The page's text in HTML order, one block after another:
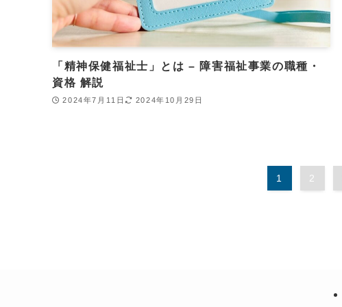
「精神保健福祉士」とは – 障害福祉事業の職種・
資格 解説
2024年7月11日 2024年10月29日
1 2